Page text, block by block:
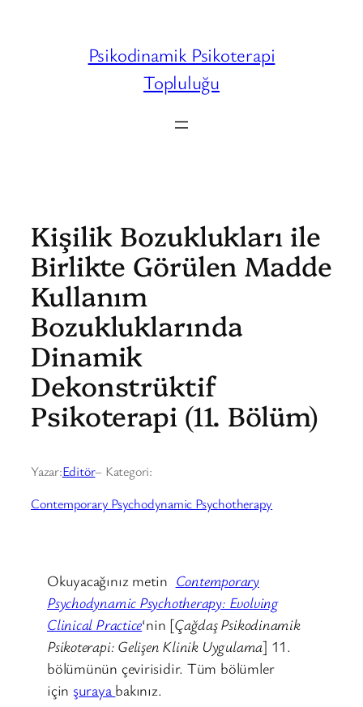
Psikodinamik Psikoterapi
Topluluğu
Kişilik Bozuklukları ile
Birlikte Görülen Madde
Kullanım
Bozukluklarında
Dinamik
Dekonstrüktif
Psikoterapi (11. Bölüm)
Yazar:Editör– Kategori:
Contemporary Psychodynamic Psychotherapy
Okuyacağınız metin Contemporary
Psychodynamic Psychotherapy: Evolving
Clinical Practice‘nin [Çağdaş Psikodinamik
Psikoterapi: Gelişen Klinik Uygulama] 11.
bölümünün çevirisidir. Tüm bölümler
için şuraya bakınız.